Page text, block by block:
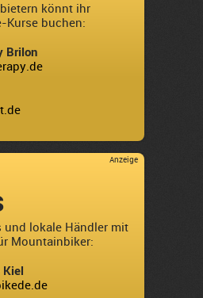
könnt ihr
Kurse buchen:
Brilon
Anzeige
und lokale Händler mit
Mountainbiker:
Kiel